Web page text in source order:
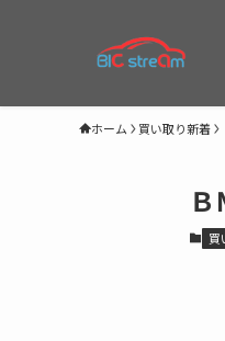
ホーム 買い取り新着
買